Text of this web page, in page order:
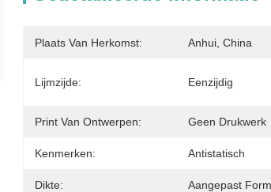
Plaats Van Herkomst: Anhui, China
Lijmzijde: Eenzijdig
Print Van Ontwerpen: Geen Drukwerk
Kenmerken: Antistatisch
Dikte: Aangepast